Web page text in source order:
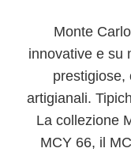
Monte
innovative e su
prestigiose,
artigianali.
La collezione
MCY 66, il